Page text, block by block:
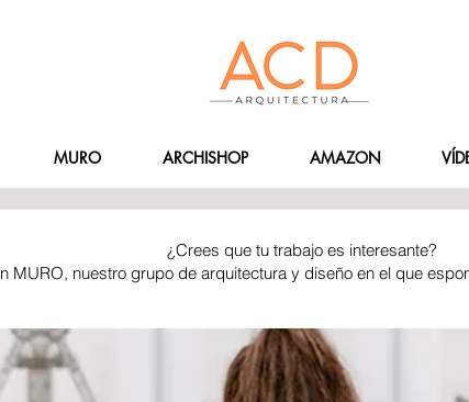
MURO ARCHISHOP AMAZON
¿Crees que tu trabajo es interesante?
MURO, nuestro grupo de arquitectura y diseño en el que